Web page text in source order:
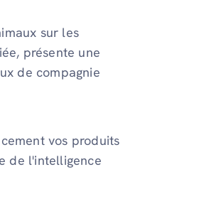
sur les
présente une
de compagnie
vos produits
de l'intelligence